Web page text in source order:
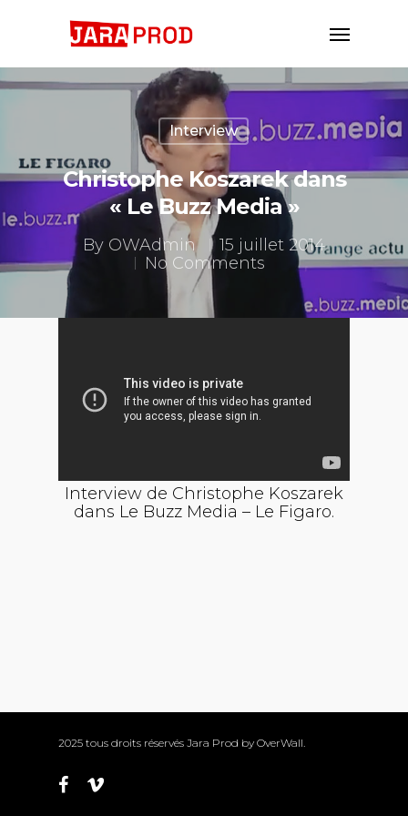
Interview
Christophe Koszarek dans
« Le Buzz Media »
By OWAdmin
15 juillet 2014
No Comments
Interview de Christophe Koszarek
dans Le Buzz Media – Le Figaro.
2025 tous droits réservés Jara Prod by OverWall.